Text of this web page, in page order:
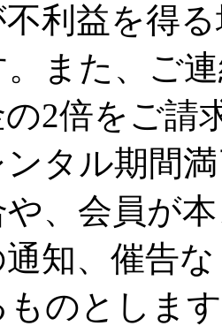
利益を得
また、ご
2倍をご請
タル期間
、会員が
知、催告
ものとしま